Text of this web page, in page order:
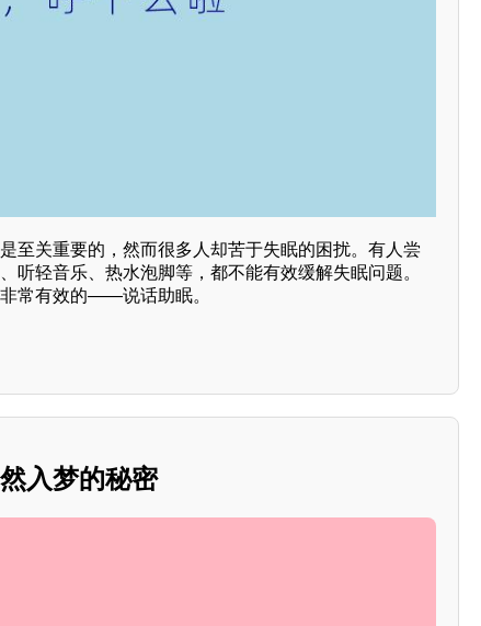
至关重要的，然而很多人却苦于失眠的困扰。有人尝
听轻音乐、热水泡脚等，都不能有效缓解失眠问题。
常有效的——说话助眠。
入梦的秘密